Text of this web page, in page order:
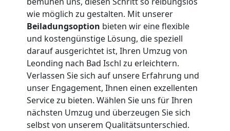
wie möglich zu gestalten. Mit unserer
Beiladungsoption bieten wir eine flexible
und kostengünstige Lösung, die speziell
darauf ausgerichtet ist, Ihren Umzug von
Leonding nach Bad Ischl zu erleichtern.
Verlassen Sie sich auf unsere Erfahrung und
unser Engagement, Ihnen einen exzellenten
Service zu bieten. Wählen Sie uns für Ihren
nächsten Umzug und überzeugen Sie sich
selbst von unserem Qualitätsunterschied.
Senioren
Leonding
Fernumzug